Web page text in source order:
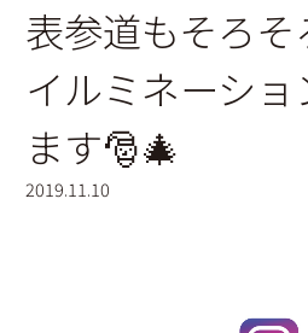
表参道もそろそ
イルミネーショ
ます🎅🎄
2019.11.10